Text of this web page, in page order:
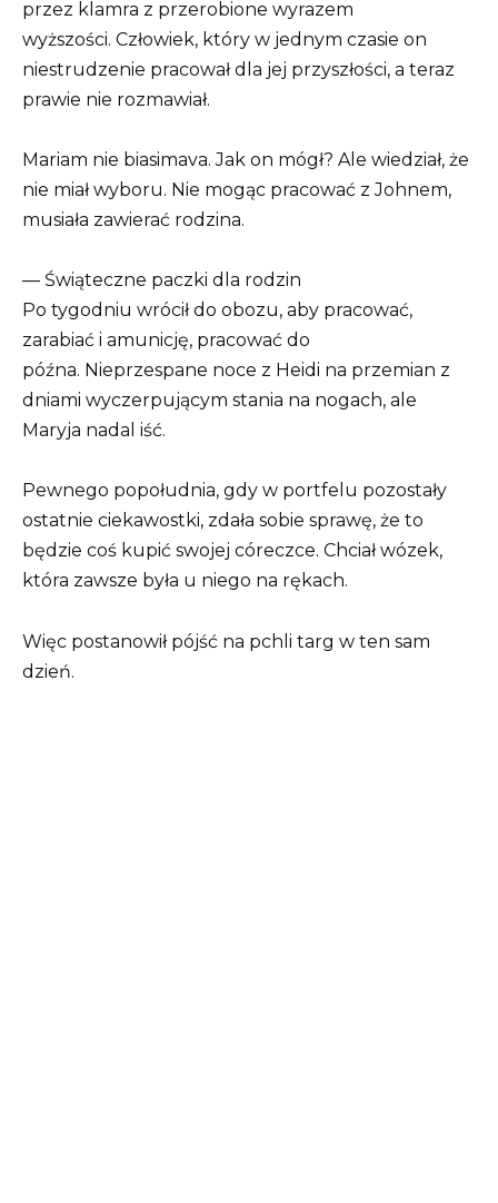
przez klamra z przerobione wyrazem
wyższości. Człowiek, który w jednym czasie on
niestrudzenie pracował dla jej przyszłości, a teraz
prawie nie rozmawiał.
Mariam nie biasimava. Jak on mógł? Ale wiedział, że
nie miał wyboru. Nie mogąc pracować z Johnem,
musiała zawierać rodzina.
— Świąteczne paczki dla rodzin
Po tygodniu wrócił do obozu, aby pracować,
zarabiać i amunicję, pracować do
późna. Nieprzespane noce z Heidi na przemian z
dniami wyczerpującym stania na nogach, ale
Maryja nadal iść.
Pewnego popołudnia, gdy w portfelu pozostały
ostatnie ciekawostki, zdała sobie sprawę, że to
będzie coś kupić swojej córeczce. Chciał wózek,
która zawsze była u niego na rękach.
Więc postanowił pójść na pchli targ w ten sam
dzień.